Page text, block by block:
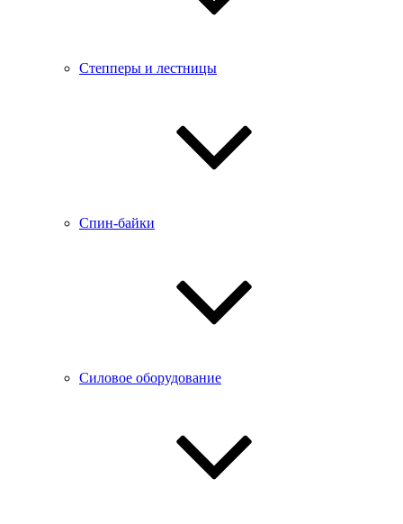
Степперы и лестницы
Спин-байки
Силовое оборудование